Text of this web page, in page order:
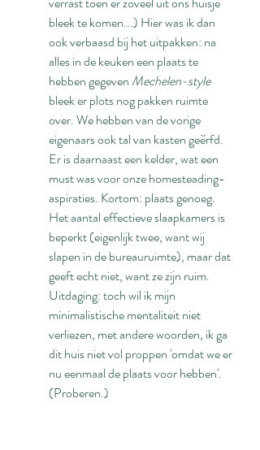
bleek te komen...) Hier was ik dan
ook verbaasd bij het uitpakken: na
alles in de keuken een plaats te
hebben gegeven Mechelen-style
bleek er plots nog pakken ruimte
over. We hebben van de vorige
eigenaars ook tal van kasten geërfd.
Er is daarnaast een kelder, wat een
must was voor onze homesteading-
aspiraties. Kortom: plaats genoeg.
Het aantal effectieve slaapkamers is
beperkt (eigenlijk twee, want wij
slapen in de bureauruimte), maar dat
geeft echt niet, want ze zijn ruim.
Uitdaging: toch wil ik mijn
minimalistische mentaliteit niet
verliezen, met andere woorden, ik ga
dit huis niet vol proppen 'omdat we er
nu eenmaal de plaats voor hebben'.
(Proberen.)